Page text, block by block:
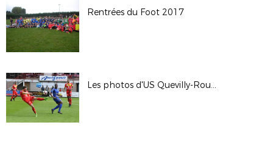
Rentrées du Foot 2017
Les photos d'US Quevilly-Rouen-USCL